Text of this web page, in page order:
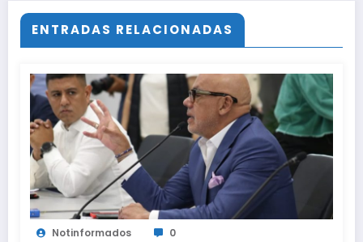
ENTRADAS RELACIONADAS
Notinformados 0